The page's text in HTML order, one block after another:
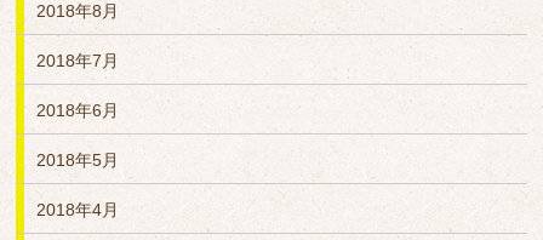
2018年8月
2018年7月
2018年6月
2018年5月
2018年4月